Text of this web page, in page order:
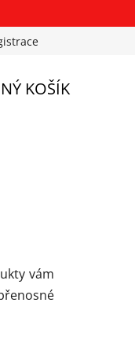
Foto
KOŠÍK
vám